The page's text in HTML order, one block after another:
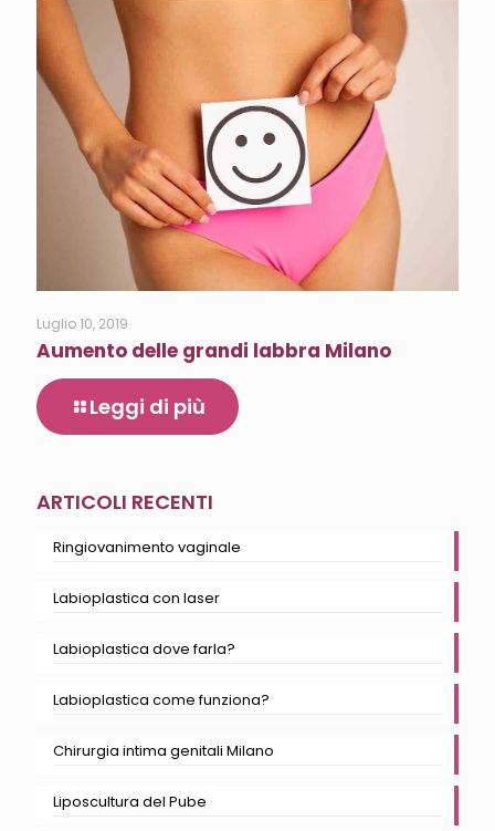
Luglio 10, 2019
Aumento delle grandi labbra Milano
Leggi di più
ARTICOLI RECENTI
Ringiovanimento vaginale
Labioplastica con laser
Labioplastica dove farla?
Labioplastica come funziona?
Chirurgia intima genitali Milano
Liposcultura del Pube